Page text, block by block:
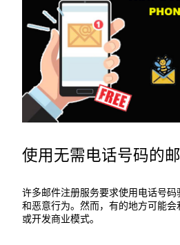
使用无需电话号码的
许多邮件注册服务要求使用电话号
和恶意行为。然而，有的地方可能
或开发商业模式。